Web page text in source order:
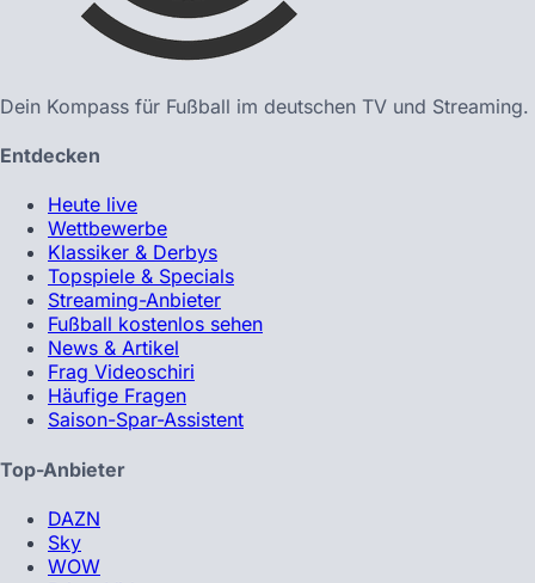
Dein Kompass für Fußball im deutschen TV und Streaming.
Entdecken
Heute live
Wettbewerbe
Klassiker & Derbys
Topspiele & Specials
Streaming-Anbieter
Fußball kostenlos sehen
News & Artikel
Frag Videoschiri
Häufige Fragen
Saison-Spar-Assistent
Top-Anbieter
DAZN
Sky
WOW